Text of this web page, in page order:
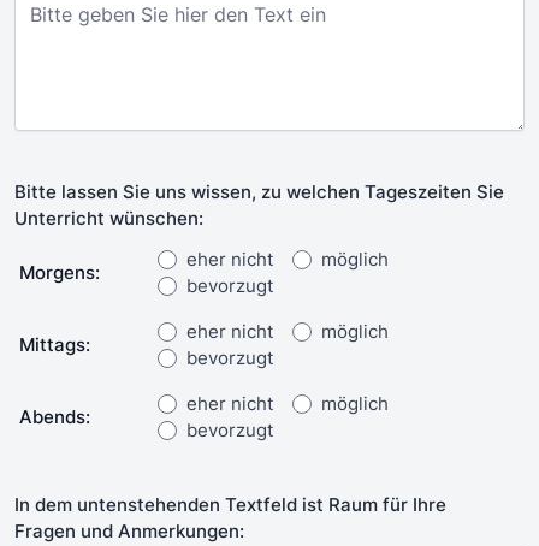
Bitte lassen Sie uns wissen, zu welchen Tageszeiten Sie
Unterricht wünschen:
Morgens:
eher nicht
möglich
bevorzugt
Mittags:
eher nicht
möglich
bevorzugt
Abends:
eher nicht
möglich
bevorzugt
In dem untenstehenden Textfeld ist Raum für Ihre
Fragen und Anmerkungen: